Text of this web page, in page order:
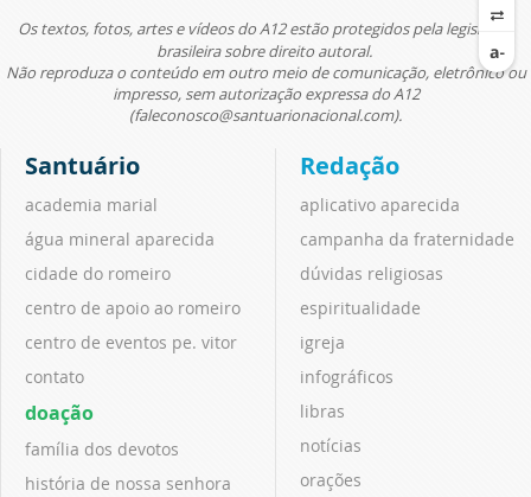
Os textos, fotos, artes e vídeos do A12 estão protegidos pela legislação
brasileira sobre direito autoral.
Não reproduza o conteúdo em outro meio de comunicação, eletrônico ou
impresso, sem autorização expressa do A12
(faleconosco@santuarionacional.com).
Santuário
academia marial
água mineral aparecida
cidade do romeiro
centro de apoio ao romeiro
centro de eventos pe. vitor
contato
doação
família dos devotos
história de nossa senhora
Redação
aplicativo aparecida
campanha da fraternidade
dúvidas religiosas
espiritualidade
igreja
infográficos
libras
notícias
orações